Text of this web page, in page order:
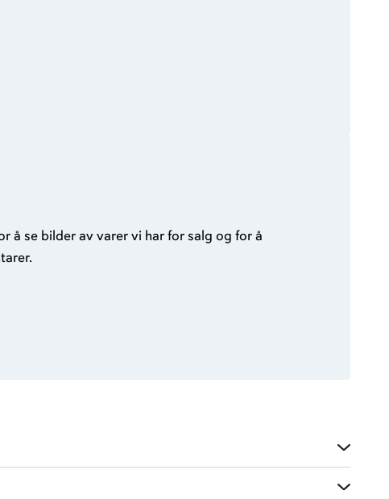
å se bilder av varer vi har for salg og for å